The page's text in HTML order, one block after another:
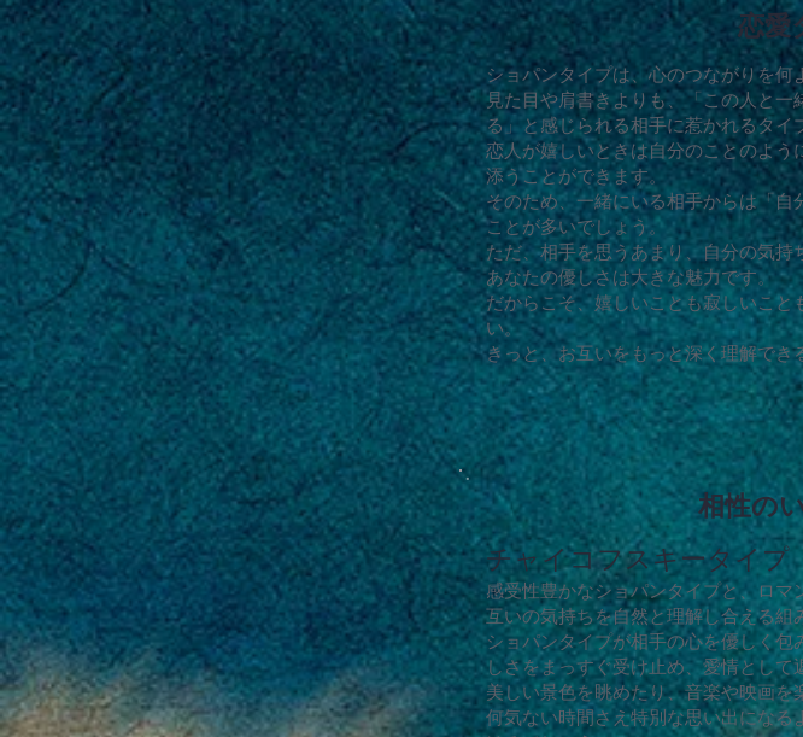
恋愛
ショパンタイプは、心のつながりを
見た目や肩書きよりも、「この人と
る」と感じられる相手に惹かれるタイ
恋人が嬉しいときは自分のことのよう
添うことができます。
そのため、一緒にいる相手からは「
ことが多いでしょう。
ただ、相手を思うあまり、自分の気
あなたの優しさは大きな魅力です。
だからこそ、嬉しいことも寂しいこ
い。
きっと、お互いをもっと深く理解でき
相性の
チャイコフスキータ
感受性豊かなショパンタイプと、ロ
互いの気持ちを自然と理解し合える組
ショパンタイプが相手の心を優しく
しさをまっすぐ受け止め、愛情として
美しい景色を眺めたり、音楽や映画を
何気ない時間さえ特別な思い出にな